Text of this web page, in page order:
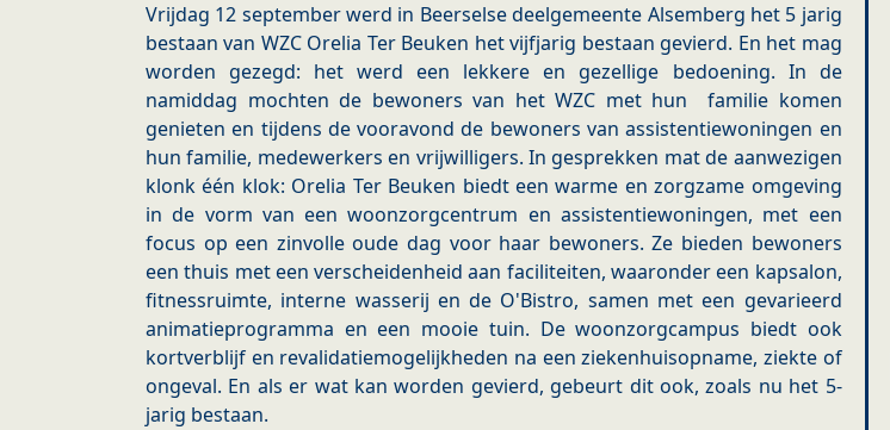
Vrijdag 12 september werd in Beerselse deelgemeente Alsemberg het 5 jarig
bestaan van WZC Orelia Ter Beuken het vijfjarig bestaan gevierd. En het mag
worden gezegd: het werd een lekkere en gezellige bedoening. In de
namiddag mochten de bewoners van het WZC met hun familie komen
genieten en tijdens de vooravond de bewoners van assistentiewoningen en
hun familie, medewerkers en vrijwilligers. In gesprekken mat de aanwezigen
klonk één klok: Orelia Ter Beuken biedt een warme en zorgzame omgeving
in de vorm van een woonzorgcentrum en assistentiewoningen, met een
focus op een zinvolle oude dag voor haar bewoners. Ze bieden bewoners
een thuis met een verscheidenheid aan faciliteiten, waaronder een kapsalon,
fitnessruimte, interne wasserij en de O'Bistro, samen met een gevarieerd
animatieprogramma en een mooie tuin. De woonzorgcampus biedt ook
kortverblijf en revalidatiemogelijkheden na een ziekenhuisopname, ziekte of
ongeval. En als er wat kan worden gevierd, gebeurt dit ook, zoals nu het 5-
jarig bestaan.